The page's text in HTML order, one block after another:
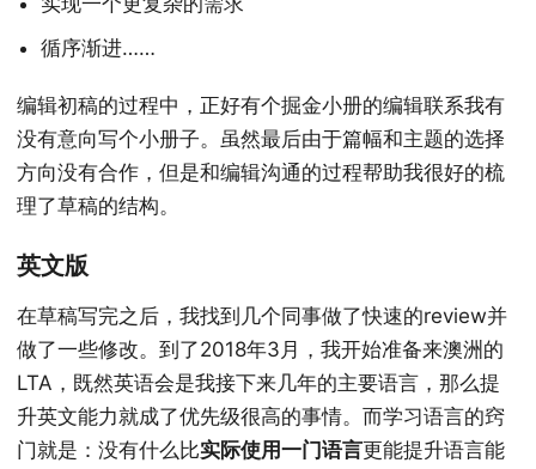
循序渐进……
编辑初稿的过程中，正好有个掘金小册的编辑联系我有
没有意向写个小册子。虽然最后由于篇幅和主题的选择
方向没有合作，但是和编辑沟通的过程帮助我很好的梳
理了草稿的结构。
英文版
在草稿写完之后，我找到几个同事做了快速的review并
做了一些修改。到了2018年3月，我开始准备来澳洲的
LTA，既然英语会是我接下来几年的主要语言，那么提
升英文能力就成了优先级很高的事情。而学习语言的窍
门就是：没有什么比实际使用一门语言更能提升语言能